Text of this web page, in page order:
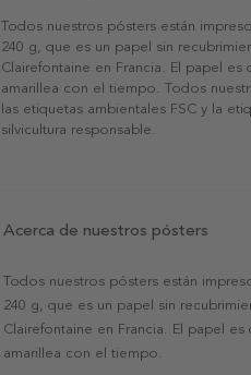
Todos nuestros pósters están
240 g, que es un papel sin
Clairefontaine en Francia. El papel
amarillea con el tiempo. Todos
las etiquetas ambientales FSC y la
silvicultura responsable.
Acerca de nuestros pósters
Todos nuestros pósters están
240 g, que es un papel sin
Clairefontaine en Francia. El papel
amarillea con el tiempo.